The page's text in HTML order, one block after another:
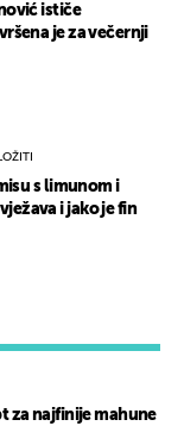
za najfinije mahune
ističe
je za večernji
s limunom i
i jako je fin